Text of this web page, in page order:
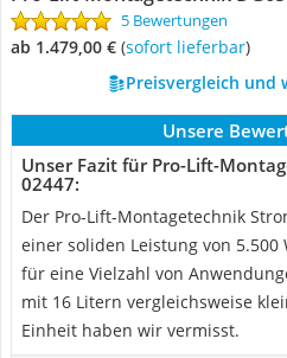
5 Bewertungen
ab 1.479,00 € ( Sofort lieferbar)
Preisvergleich und
Unsere
Unser Fazit für Pro-Lift-
02447:
Der Pro-Lift-Montagetechnik
einer soliden Leistung von
für eine Vielzahl von
mit 16 Litern vergleichsweise
Einheit haben wir vermisst.